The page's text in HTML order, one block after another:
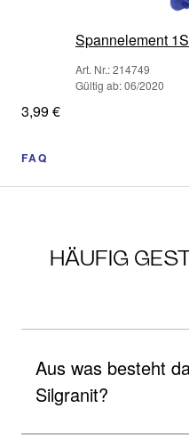
Spannelement
Art. Nr.: 214749
Gültig ab: 06/2020
3,99 €
FAQ
HÄUFIG
Aus was besteht
Silgranit?